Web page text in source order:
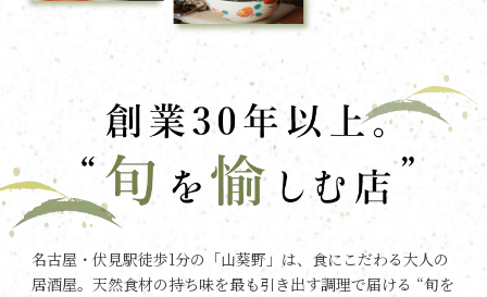
名古屋・伏見駅徒歩1分の「山葵野」は、食にこだわる大人の
居酒屋。天然食材の持ち味を最も引き出す調理で届ける “旬を